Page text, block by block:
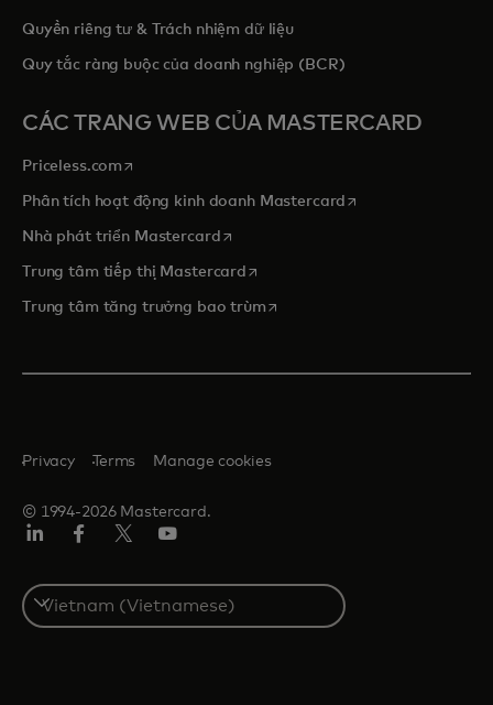
Quyền riêng tư & Trách nhiệm dữ liệu
Quy tắc ràng buộc của doanh nghiệp (BCR)
CÁC TRANG WEB CỦA MASTERCARD
Priceless.com opens in a new tab
Phân tích hoạt động kinh doanh Mastercard opens in a new tab
Nhà phát triển Mastercardopens in a new tab
Trung tâm tiếp thị Mastercardopens in a new tab
Trung tâm tăng trưởng bao trùmopens in a new tab
© 1994-2026 Mastercard.
Privacy Terms Manage cookies
Select
a
country